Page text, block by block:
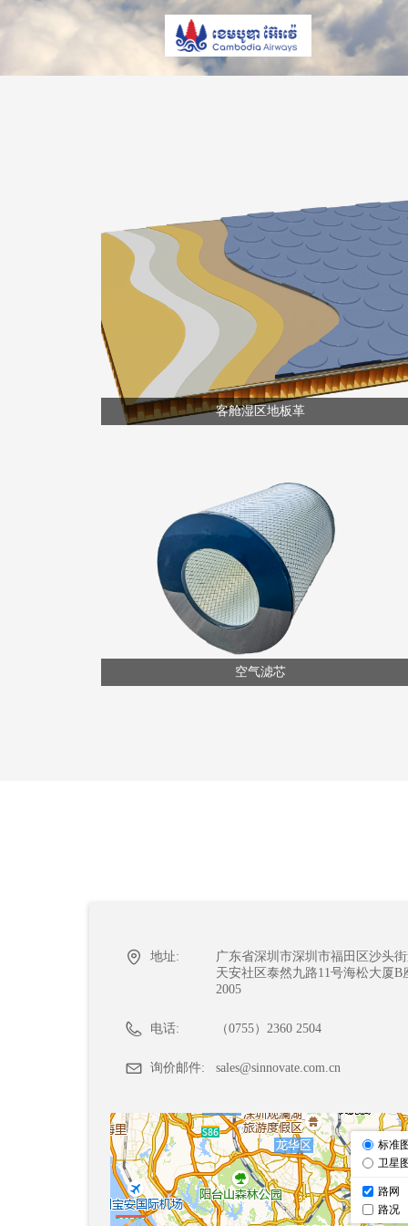
客舱湿区地板革
空气滤芯
地址:
广东省深圳市深圳市福田区沙头
天安社区泰然九路11号海松大厦B
2005
电话: （0755）2360 2504
询价邮件: sales@sinnovate.com.cn